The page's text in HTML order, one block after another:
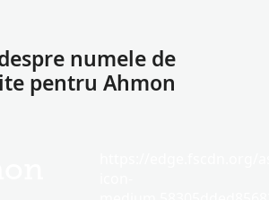
numele de
pentru Ahmon